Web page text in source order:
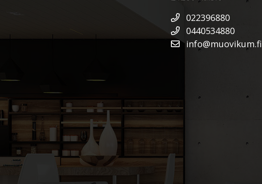
022396880
0440534880
info@muovikum.fi